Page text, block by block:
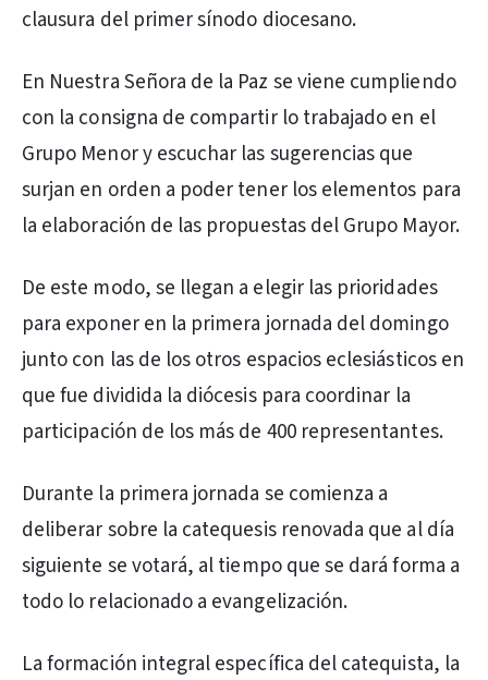
clausura del primer sínodo diocesano.
En Nuestra Señora de la Paz se viene cumpliendo
con la consigna de compartir lo trabajado en el
Grupo Menor y escuchar las sugerencias que
surjan en orden a poder tener los elementos para
la elaboración de las propuestas del Grupo Mayor.
De este modo, se llegan a elegir las prioridades
para exponer en la primera jornada del domingo
junto con las de los otros espacios eclesiásticos en
que fue dividida la diócesis para coordinar la
participación de los más de 400 representantes.
Durante la primera jornada se comienza a
deliberar sobre la catequesis renovada que al día
siguiente se votará, al tiempo que se dará forma a
todo lo relacionado a evangelización.
La formación integral específica del catequista, la